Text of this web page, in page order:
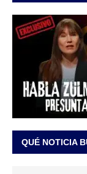
QUÉ NOTICIA